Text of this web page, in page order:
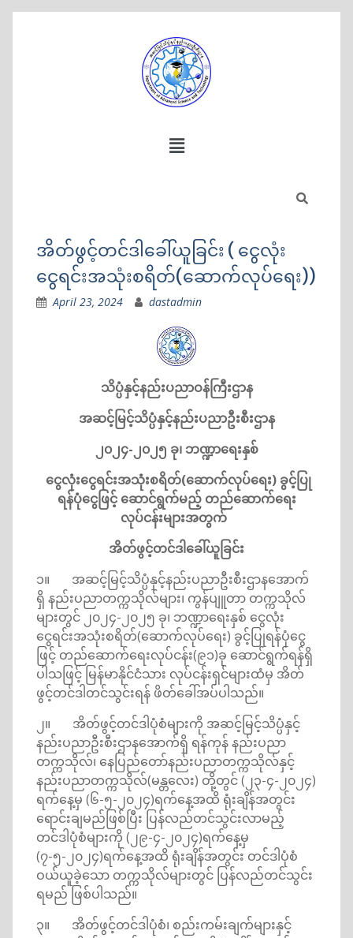
အိတ်ဖွင့်တင်ဒါခေါ်ယူခြင်း ( ငွေလုံး
ငွေရင်းအသုံးစရိတ်(ဆောက်လုပ်ရေး))
April 23, 2024 dastadmin
သိပ္ပံနှင့်နည်းပညာဝန်ကြီးဌာန
အဆင့်မြင့်သိပ္ပံနှင့်နည်းပညာဦးစီးဌာန
၂၀၂၄-၂၀၂၅ ခု၊ ဘဏ္ဍာရေးနှစ်
ငွေလုံးငွေရင်းအသုံးစရိတ်(ဆောက်လုပ်ရေး) ခွင့်ပြု
ရန်ပုံငွေဖြင့် ဆောင်ရွက်မည့် တည်ဆောက်ရေး
လုပ်ငန်းများအတွက်
အိတ်ဖွင့်တင်ဒါခေါ်ယူခြင်း
၁။ အဆင့်မြင့်သိပ္ပံနှင့်နည်းပညာဦးစီးဌာနအောက်
ရှိ နည်းပညာတက္ကသိုလ်များ၊ ကွန်ပျူတာ တက္ကသိုလ်
များတွင် ၂၀၂၄-၂၀၂၅ ခု၊ ဘဏ္ဍာရေးနှစ် ငွေလုံး
ငွေရင်းအသုံးစရိတ်(ဆောက်လုပ်ရေး) ခွင့်ပြုရန်ပုံငွေ
ဖြင့် တည်ဆောက်ရေးလုပ်ငန်း(၉၁)ခု ဆောင်ရွက်ရန်ရှိ
ပါသဖြင့် မြန်မာနိုင်ငံသား လုပ်ငန်းရှင်များထံမှ အိတ်
ဖွင့်တင်ဒါတင်သွင်းရန် ဖိတ်ခေါ်အပ်ပါသည်။
၂။ အိတ်ဖွင့်တင်ဒါပုံစံများကို အဆင့်မြင့်သိပ္ပံနှင့်
နည်းပညာဦးစီးဌာနအောက်ရှိ ရန်ကုန် နည်းပညာ
တက္ကသိုလ်၊ နေပြည်တော်နည်းပညာတက္ကသိုလ်နှင့်
နည်းပညာတက္ကသိုလ်(မန္တလေး) တို့တွင် (၂၃-၄-၂၀၂၄)
ရက်နေ့မှ (၆-၅-၂၀၂၄)ရက်နေ့အထိ ရုံးချိန်အတွင်း
ရောင်းချမည်ဖြစ်ပြီး ပြန်လည်တင်သွင်းလာမည့်
တင်ဒါပုံစံများကို (၂၉-၄-၂၀၂၄)ရက်နေ့မှ
(၇-၅-၂၀၂၄)ရက်နေ့အထိ ရုံးချိန်အတွင်း တင်ဒါပုံစံ
ဝယ်ယူခဲ့သော တက္ကသိုလ်များတွင် ပြန်လည်တင်သွင်း
ရမည် ဖြစ်ပါသည်။
၃။ အိတ်ဖွင့်တင်ဒါပုံစံ၊ စည်းကမ်းချက်များနှင့်